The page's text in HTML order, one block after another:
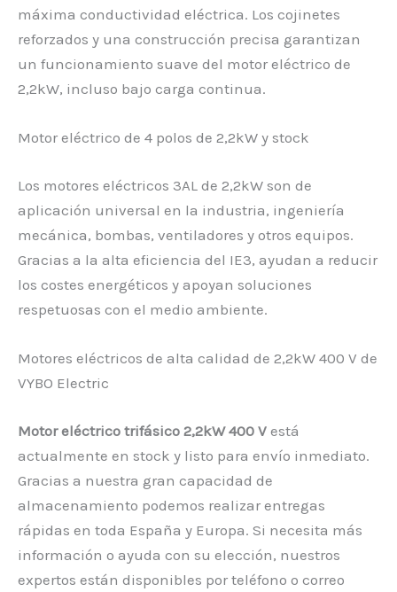
máxima conductividad eléctrica. Los cojinetes
reforzados y una construcción precisa garantizan
un funcionamiento suave del motor eléctrico de
2,2kW, incluso bajo carga continua.
Motor eléctrico de 4 polos de 2,2kW y stock
Los motores eléctricos 3AL de 2,2kW son de
aplicación universal en la industria, ingeniería
mecánica, bombas, ventiladores y otros equipos.
Gracias a la alta eficiencia del IE3, ayudan a reducir
los costes energéticos y apoyan soluciones
respetuosas con el medio ambiente.
Motores eléctricos de alta calidad de 2,2kW 400 V de
VYBO Electric
Motor eléctrico trifásico 2,2kW 400 V está
actualmente en stock y listo para envío inmediato.
Gracias a nuestra gran capacidad de
almacenamiento podemos realizar entregas
rápidas en toda España y Europa. Si necesita más
información o ayuda con su elección, nuestros
expertos están disponibles por teléfono o correo